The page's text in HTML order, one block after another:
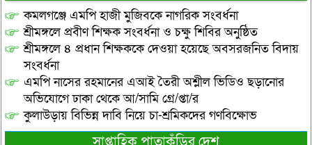
কমলগঞ্জে এমপি হাজী মুজিবকে নাগরিক সংবর্ধনা
শ্রীমঙ্গলে প্রবীণ শিক্ষক সংবর্ধনা ও চক্ষু শিবির অনুষ্ঠিত
শ্রীমঙ্গলে ৪ প্রধান শিক্ষককে দেওয়া হয়েছে অবসরজনিত বিদায়
সংবর্ধনা
এমপি নাসের রহমানের এআই তৈরী অশ্লীল ভিডিও ছড়ানোর
অভিযোগে ঢাকা থেকে আ/সামি গ্রে/প্তা/র
কুলাউড়ায় বিভিন্ন দাবি নিয়ে চা-শ্রমিকদের গণবিক্ষোভ